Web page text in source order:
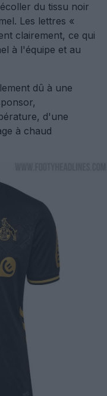
du tissu noir
Les lettres «
clairement, ce qui
à l'équipe et au
dû à une
d'une
à chaud